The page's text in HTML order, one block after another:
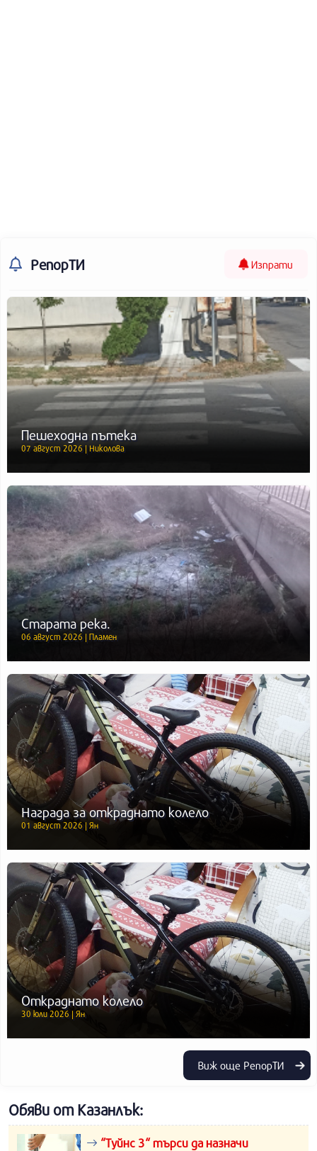
РепорТИ Изпрати
Пешеходна пътека
07 август 2026 | Николова
Старата река.
06 август 2026 | Пламен
Награда за откраднато колело
01 август 2026 | Ян
Откраднато колело
30 юли 2026 | Ян
Виж още РепорТИ
Обяви от Казанлък:
“Туйнс 3“ търси да назначи